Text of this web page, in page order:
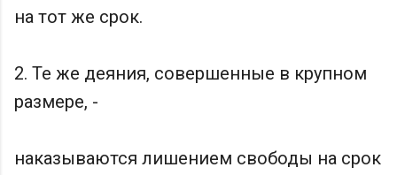
на тот же срок.
2. Те же деяния, совершенные в крупном
размере, -
наказываются лишением свободы на срок